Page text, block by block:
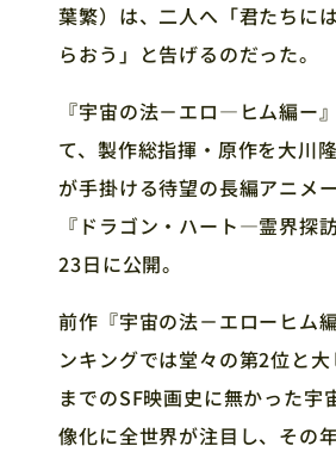
葉繁）は、二人へ「君たちに
らおう」と告げるのだった。
『宇宙の法－エロ―ヒム編ー
て、製作総指揮・原作を大川
が手掛ける待望の長編アニメ
『ドラゴン・ハート―霊界探
23日に公開。
前作『宇宙の法－エローヒム
ンキングでは堂々の第2位と
までのSF映画史に無かった宇
像化に全世界が注目し、その